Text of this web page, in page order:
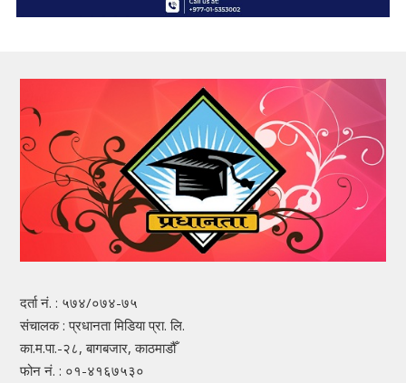
दर्ता नं. : ५७४/०७४-७५
संचालक : प्रधानता मिडिया प्रा. लि.
का.म.पा.-२८, बागबजार, काठमाडौँ
फोन नं. : ०१-४१६७५३०